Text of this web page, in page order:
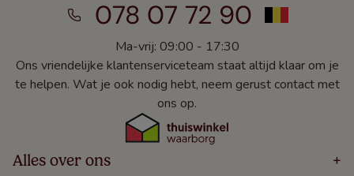
078 07 72 90
Ma-vrij: 09:00 - 17:30
Ons vriendelijke klantenserviceteam staat altijd klaar om je
te helpen. Wat je ook nodig hebt, neem gerust contact met
ons op.
Alles over ons +